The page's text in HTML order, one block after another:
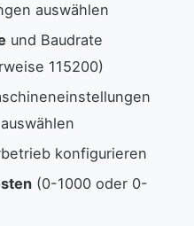
auswählen
und Baudrate
115200)
konfigurieren
(0-1000 oder 0-